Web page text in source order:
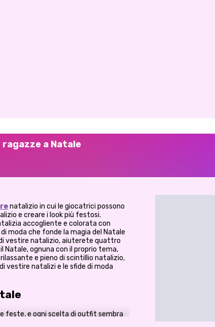
a Natale
natalizio in cui le giocatrici possono
e creare i look più festosi.
accogliente e colorata con
moda che fonde la magia del Natale
vestire natalizio, aiuterete quattro
Natale, ognuna con il proprio tema,
e pieno di scintillio natalizio,
vestire natalizi e le sfide di moda
feste, e ogni scelta di outfit sembra